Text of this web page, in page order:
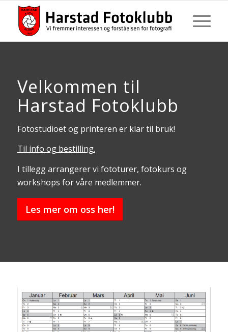
Velkommen til
Harstad Fotoklubb
Fotostudioet og printeren er klar til bruk!
Til info og bestilling.
I tillegg arrangerer vi fototurer, fotokurs og
workshops for våre medlemmer.
Les mer om oss her!